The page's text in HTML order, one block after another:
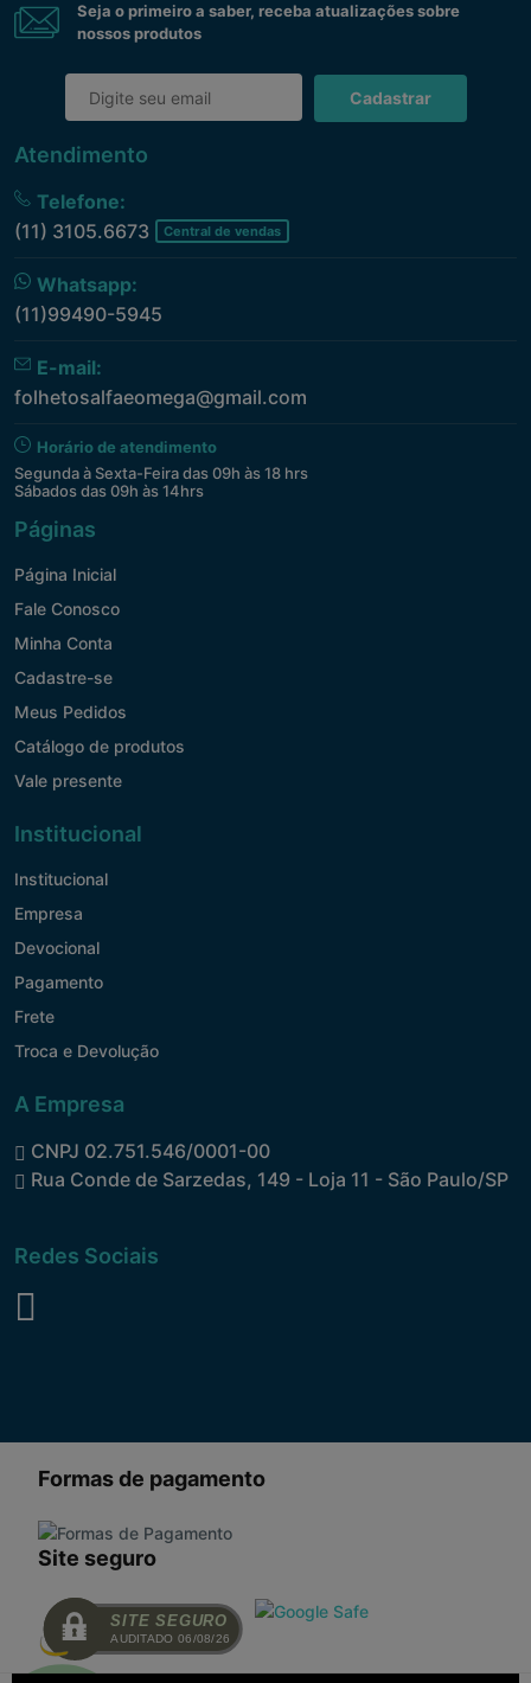
Seja o primeiro a saber, receba atualizações sobre
nossos produtos
Cadastrar
Atendimento
Telefone:
(11) 3105.6673
Central de vendas
Whatsapp:
(11)99490-5945
E-mail:
folhetosalfaeomega@gmail.com
Horário de atendimento
Segunda à Sexta-Feira das 09h às 18 hrs
Sábados das 09h às 14hrs
Páginas
Página Inicial
Fale Conosco
Minha Conta
Cadastre-se
Meus Pedidos
Catálogo de produtos
Vale presente
Institucional
Institucional
Empresa
Devocional
Pagamento
Frete
Troca e Devolução
A Empresa
CNPJ 02.751.546/0001-00
Rua Conde de Sarzedas, 149 - Loja 11 - São Paulo/SP
Redes Sociais
Formas de pagamento
Site seguro
SITE SEGURO
AUDITADO 06/08/26